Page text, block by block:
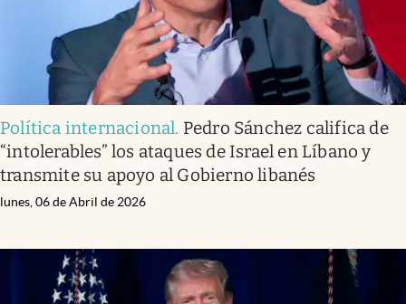
Política internacional. Pedro Sánchez califica de
“intolerables” los ataques de Israel en Líbano y
transmite su apoyo al Gobierno libanés
lunes, 06 de Abril de 2026